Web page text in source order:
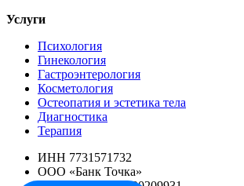
Услуги
Психология
Гинекология
Гастроэнтерология
Косметология
Остеопатия и эстетика тела
Диагностика
Терапия
ИНН 7731571732
ООО «Банк Точка»